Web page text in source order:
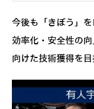
今後も「きぼう」
効率化・安全性の
向けた技術獲得を目